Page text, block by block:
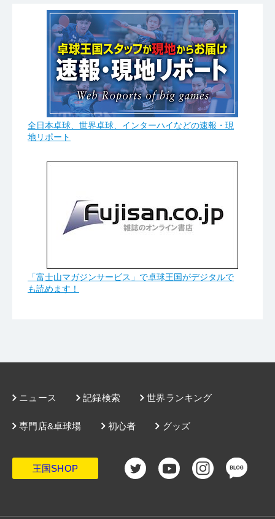
全日本卓球、世界卓球、インターハイなどの速報・現
地リポート
「富士山マガジンサービス」で卓球王国がデジタルで
も読めます！
ニュース 記録検索 世界ランキング
グッズ
専門店&卓球場 初心者
王国SHOP